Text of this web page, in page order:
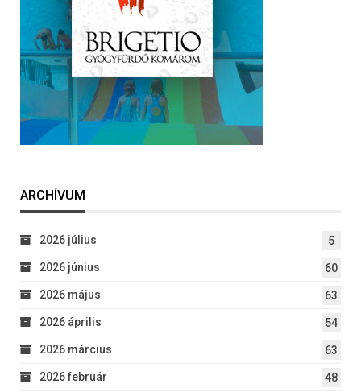
ARCHÍVUM
2026 július 5
2026 június 60
2026 május 63
2026 április 54
2026 március 63
2026 február 48